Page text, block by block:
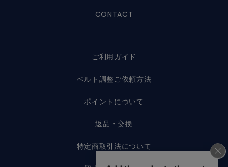
CONTACT
ご利用ガイド
ベルト調整ご依頼方法
ポイントについて
返品・交換
特定商取引法について